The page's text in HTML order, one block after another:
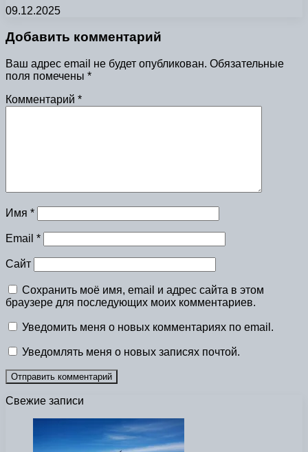
09.12.2025
Добавить комментарий
Ваш адрес email не будет опубликован. Обязательные
поля помечены *
Комментарий *
Имя *
Email *
Сайт
Сохранить моё имя, email и адрес сайта в этом
браузере для последующих моих комментариев.
Уведомить меня о новых комментариях по email.
Уведомлять меня о новых записях почтой.
Свежие записи